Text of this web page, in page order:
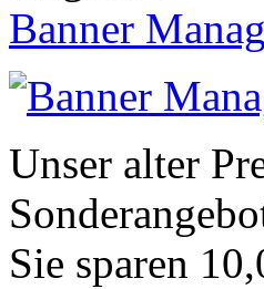
Banner
Unser alter
Sie sparen